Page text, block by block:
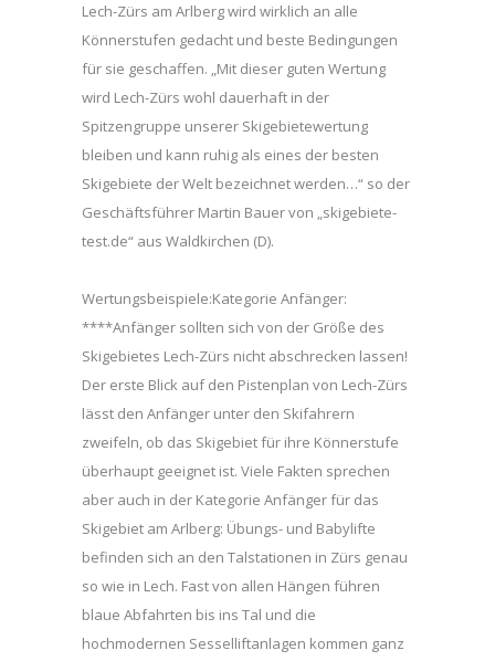
Lech-Zürs am Arlberg wird wirklich an alle
Könnerstufen gedacht und beste Bedingungen
für sie geschaffen. „Mit dieser guten Wertung
wird Lech-Zürs wohl dauerhaft in der
Spitzengruppe unserer Skigebietewertung
bleiben und kann ruhig als eines der besten
Skigebiete der Welt bezeichnet werden…“ so der
Geschäftsführer Martin Bauer von „skigebiete-
test.de“ aus Waldkirchen (D).
Wertungsbeispiele:Kategorie Anfänger:
****Anfänger sollten sich von der Größe des
Skigebietes Lech-Zürs nicht abschrecken lassen!
Der erste Blick auf den Pistenplan von Lech-Zürs
lässt den Anfänger unter den Skifahrern
zweifeln, ob das Skigebiet für ihre Könnerstufe
überhaupt geeignet ist. Viele Fakten sprechen
aber auch in der Kategorie Anfänger für das
Skigebiet am Arlberg: Übungs- und Babylifte
befinden sich an den Talstationen in Zürs genau
so wie in Lech. Fast von allen Hängen führen
blaue Abfahrten bis ins Tal und die
hochmodernen Sesselliftanlagen kommen ganz